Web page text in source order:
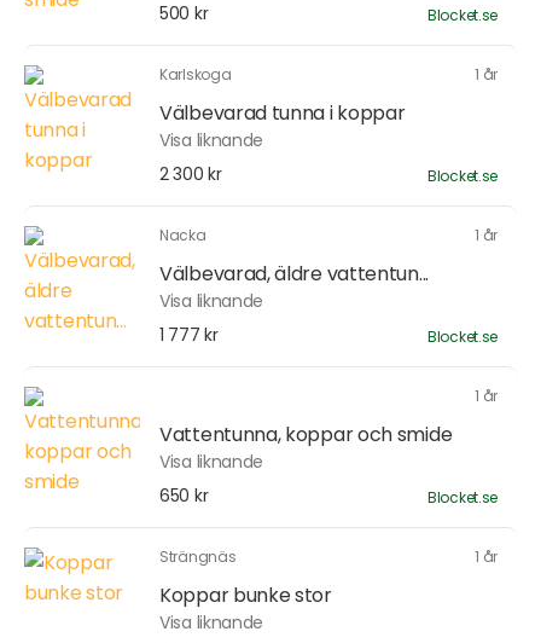
500 kr
Blocket.se
Karlskoga 1 år
Välbevarad tunna i koppar
Visa liknande
2 300 kr
Blocket.se
Nacka 1 år
Välbevarad, äldre vattentun...
Visa liknande
1 777 kr
Blocket.se
1 år
Vattentunna, koppar och smide
Visa liknande
650 kr
Blocket.se
Strängnäs 1 år
Koppar bunke stor
Visa liknande